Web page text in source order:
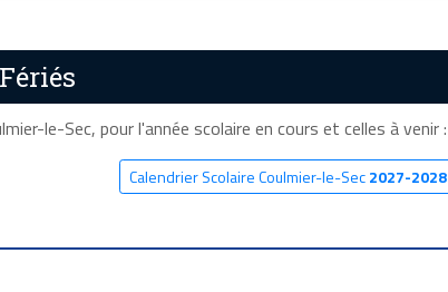
le-Sec, pour l'année scolaire en cours et celles à venir :
Calendrier Scolaire Coulmier-le-Sec2027-2028